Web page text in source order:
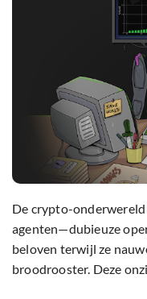
De crypto-
agenten—dubieuze
beloven terwijl ze
broodrooster. Deze